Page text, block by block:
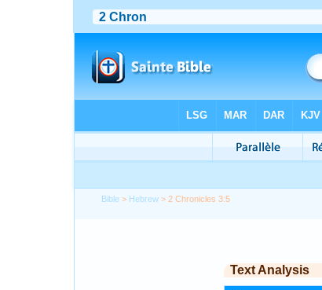
Bible > Hebrew > 2 Chronicles 3:5
Text Analysis